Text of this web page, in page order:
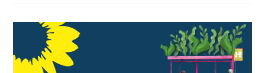
ÖPNV-
Anschluss
Durch
Anrufsammeltaxis
Auch
Digital